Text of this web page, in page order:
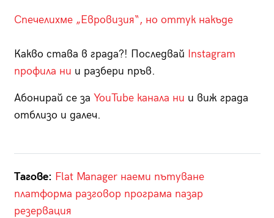
Спечелихме „Евровизия“, но оттук накъде
Какво става в града?! Последвай Instagram
профила ни и разбери пръв.
Абонирай се за YouTube канала ни и виж града
отблизо и далеч.
Тагове: Flat Manager наеми пътуване
платформа разговор програма пазар
резервация